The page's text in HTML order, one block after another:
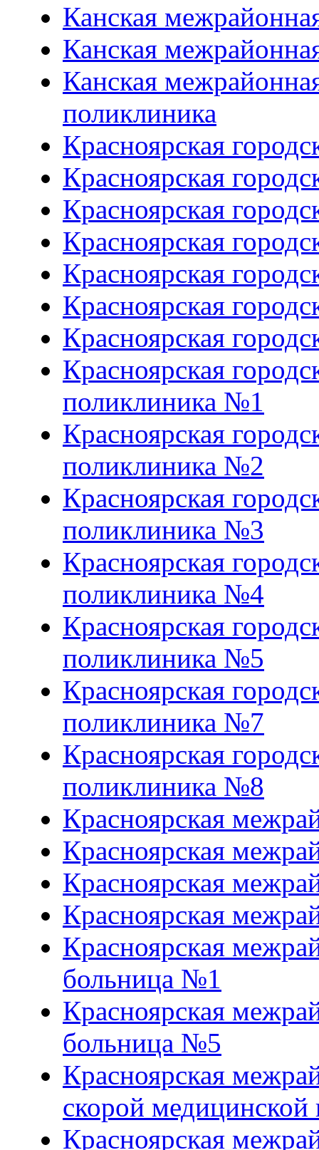
Канская
Канская
Канская
поликлиника
Красноярская
Красноярская
Красноярская
Красноярская
Красноярская
Красноярская
Красноярская
Красноярская
поликлиника №1
Красноярская
поликлиника №2
Красноярская
поликлиника №3
Красноярская
поликлиника №4
Красноярская
поликлиника №5
Красноярская
поликлиника №7
Красноярская
поликлиника №8
Красноярская
Красноярская
Красноярская
Красноярская
Красноярская
больница №1
Красноярская
больница №5
Красноярская
скорой
Красноярская